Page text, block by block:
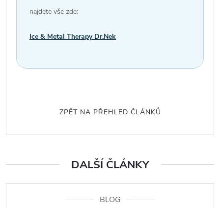
najdete vše zde:
Ice & Metal Therapy Dr.Nek
ZPĚT NA PŘEHLED ČLÁNKŮ
DALŠÍ ČLÁNKY
BLOG